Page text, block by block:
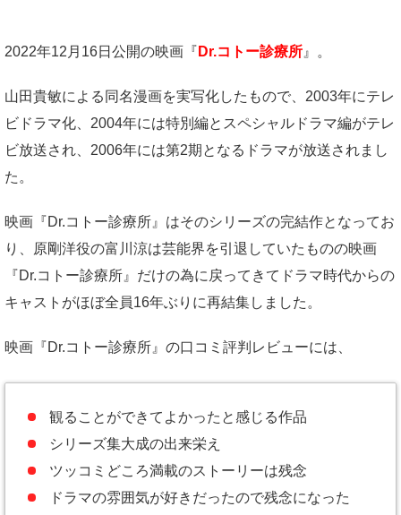
2022年12月16日公開の映画『 Dr.コトー診療所 』。
山田貴敏による同名漫画を実写化したもので、2003年にテレ
ビドラマ化、2004年には特別編とスペシャルドラマ編がテレ
ビ放送され、2006年には第2期となるドラマが放送されまし
た。
映画『Dr.コトー診療所』はそのシリーズの完結作となってお
り、原剛洋役の富川涼は芸能界を引退していたものの映画
『Dr.コトー診療所』だけの為に戻ってきてドラマ時代からの
キャストがほぼ全員16年ぶりに再結集しました。
映画『Dr.コトー診療所』の口コミ評判レビューには、
観ることができてよかったと感じる作品
シリーズ集大成の出来栄え
ツッコミどころ満載のストーリーは残念
ドラマの雰囲気が好きだったので残念になった